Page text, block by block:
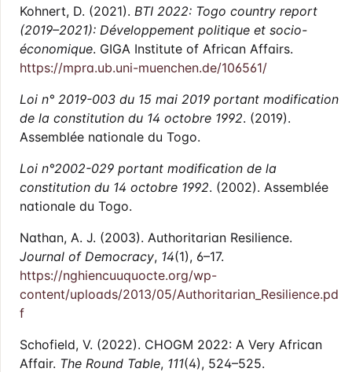
Kohnert, D. (2021). BTI 2022: Togo country report
(2019–2021): Développement politique et socio-
économique. GIGA Institute of African Affairs.
https://mpra.ub.uni-muenchen.de/106561/
Loi n° 2019-003 du 15 mai 2019 portant modification
de la constitution du 14 octobre 1992. (2019).
Assemblée nationale du Togo.
Loi n°2002-029 portant modification de la
constitution du 14 octobre 1992. (2002). Assemblée
nationale du Togo.
Nathan, A. J. (2003). Authoritarian Resilience.
Journal of Democracy, 14(1), 6–17.
https://nghiencuuquocte.org/wp-
content/uploads/2013/05/Authoritarian_Resilience.pd
f
Schofield, V. (2022). CHOGM 2022: A Very African
Affair. The Round Table, 111(4), 524–525.